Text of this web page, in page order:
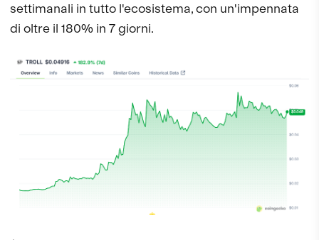
settimanali in tutto l'ecosistema, con un'impennata
di oltre il 180% in 7 giorni.